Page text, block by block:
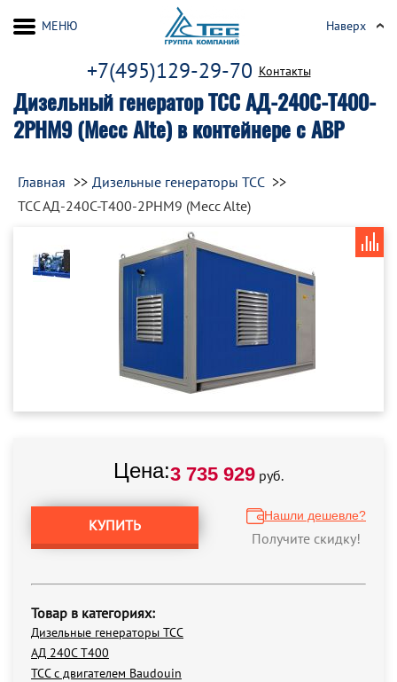
Дизельный генератор ТСС АД-240С-Т400-
2РНМ9 (Mecc Alte) в контейнере с АВР
+7(495)129-29-70 Контакты
МЕНЮ Наверх
Главная
Дизельные генераторы ТСС
ТСС АД-240С-Т400-2РНМ9 (Mecc Alte)
Цена:3 735 929 руб.
КУПИТЬ
Нашли дешевле?
Получите скидку!
Товар в категориях:
Дизельные генераторы ТСС
АД 240С Т400
ТСС с двигателем Baudouin